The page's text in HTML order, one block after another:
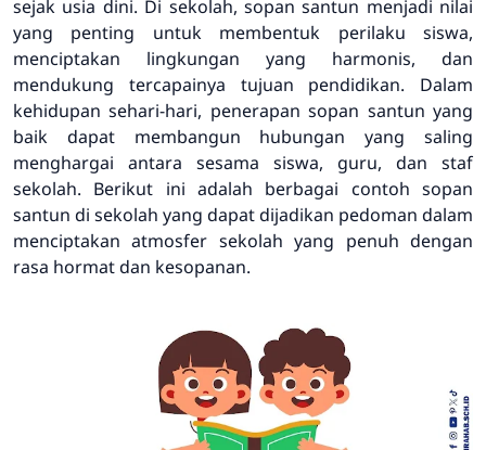
sejak usia dini. Di sekolah, sopan santun menjadi nilai
yang penting untuk membentuk perilaku siswa,
menciptakan lingkungan yang harmonis, dan
mendukung tercapainya tujuan pendidikan. Dalam
kehidupan sehari-hari, penerapan sopan santun yang
baik dapat membangun hubungan yang saling
menghargai antara sesama siswa, guru, dan staf
sekolah. Berikut ini adalah berbagai contoh sopan
santun di sekolah yang dapat dijadikan pedoman dalam
menciptakan atmosfer sekolah yang penuh dengan
rasa hormat dan kesopanan.